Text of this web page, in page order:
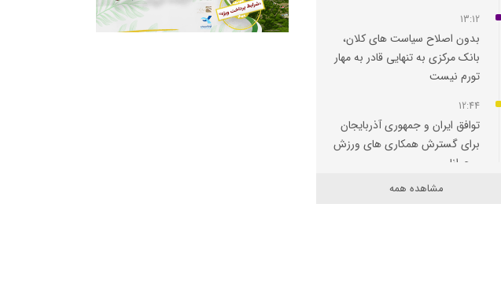
13:12
بدون اصلاح سیاست‌ های کلان،
بانک مرکزی به تنهایی قادر به مهار
تورم نیست
12:44
توافق ایران و جمهوری آذربایجان
برای گسترش همکاری‌ های ورزش
و جوانان
مشاهده همه